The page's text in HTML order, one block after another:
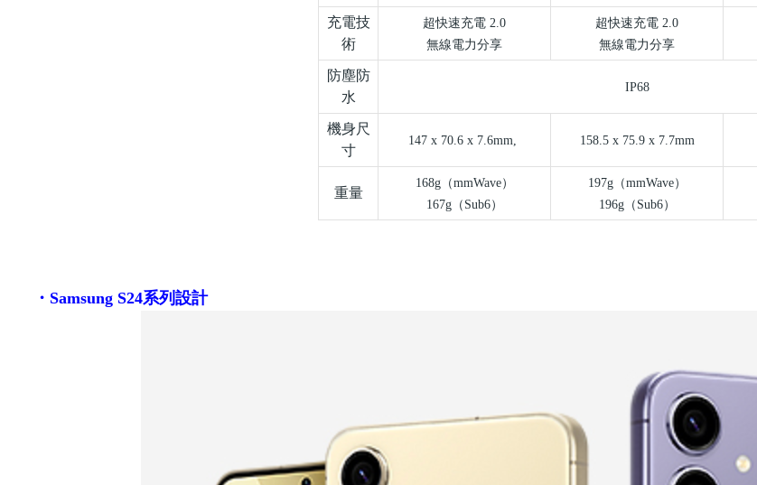
充電技
術
超快速充電 2.0
無線電力分享
超快速充電 2.0
無線電力分享
防塵防
水
IP68
機身尺
寸
147 x 70.6 x 7.6mm, 158.5 x 75.9 x 7.7mm
重量
168g（mmWave）
167g（ Sub6）
197g（mmWave）
196g（ Sub6）
・ Samsung S24系列設計